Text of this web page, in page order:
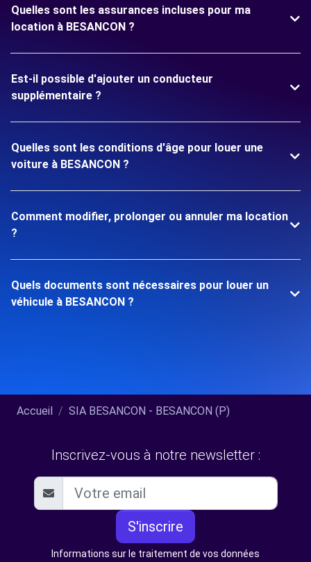
Quelles sont les assurances incluses pour ma
location à BESANCON ?
Est-il possible d'ajouter un conducteur
supplémentaire ?
Quelles sont les conditions d'âge pour louer une
voiture à BESANCON ?
Comment modifier, prolonger ou annuler ma location
?
Quels documents sont nécessaires pour louer un
véhicule à BESANCON ?
Accueil SIA BESANCON - BESANCON (P)
Inscrivez-vous à notre newsletter :
S'inscrire
Informations sur le traitement de vos données